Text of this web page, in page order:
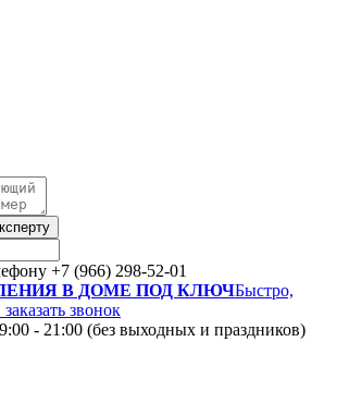
+7 (966) 298-52-01
В ДОМЕ ПОД КЛЮЧБыстро,
заказать звонок
9:00 - 21:00 (без выходных и праздников)